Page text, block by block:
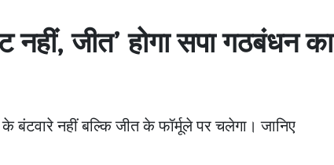
जीत’ होगा सपा गठबंधन का
नहीं बल्कि जीत के फॉर्मूले पर चलेगा। जानिए